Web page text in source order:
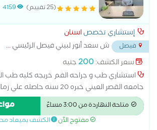
(25 تقييم) 4159
إستشاري تخصصاسنان
فيصل ش سعد أنور لبيني فيصل الرئيسي...
سعر الكشف:200جنيه
استشاري طب و جراحه الفم خريجه كليه طب
جامعه القصر العيني خبره 20 سنه
مكافحه العدوي طبيبه اسنان مستشفي القاهره
مكافحه عدوي طبيبه اسنان مسشتفي ادم الدول
مستشفي الأمل طبيبه أسنان مستشفي الشفا
متاحة النهاردة من 3:00 مساءً
مفتوح الآن الكشف بميعاد